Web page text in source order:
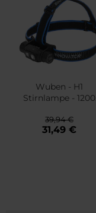
Wuben - H1
Stirnlampe - 1200
31,49 €
39,94 €